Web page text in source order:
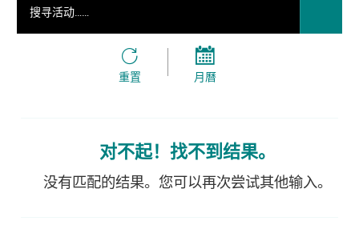
重置 月曆
对不起！找不到结果。
没有匹配的结果。您可以再次尝试其他输入。